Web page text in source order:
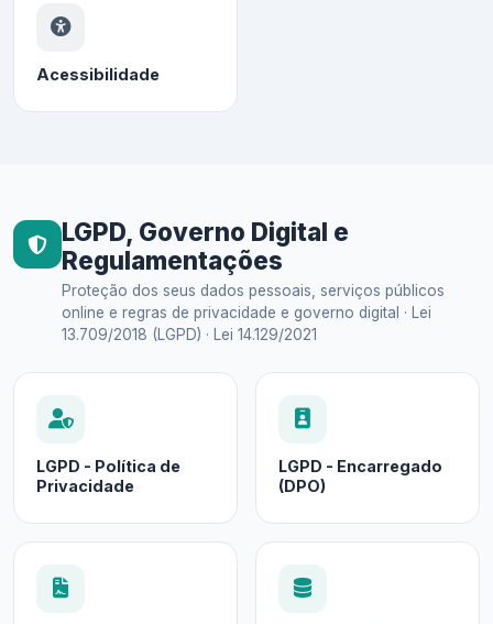
Acessibilidade
LGPD, Governo Digital e
Regulamentações
Proteção dos seus dados pessoais, serviços públicos
online e regras de privacidade e governo digital · Lei
13.709/2018 (LGPD) · Lei 14.129/2021
LGPD - Política de
Privacidade
LGPD - Encarregado
(DPO)